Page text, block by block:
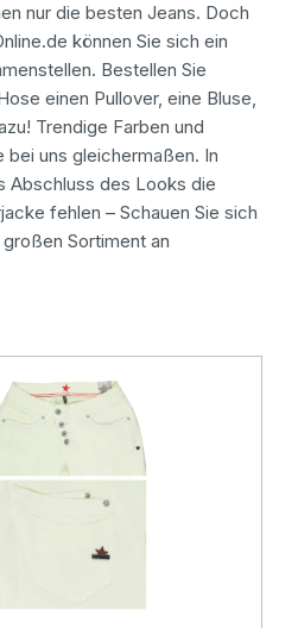
nur die besten Jeans. Doch
können Sie sich ein
Bestellen Sie
einen Pullover, eine Bluse,
Trendige Farben und
bei uns gleichermaßen. In
Abschluss des Looks die
fehlen – Schauen Sie sich
Sortiment an